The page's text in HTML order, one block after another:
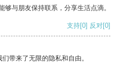
与朋友保持联系，分享生活点滴。
支持[0] 反对[0]
带来了无限的隐私和自由。